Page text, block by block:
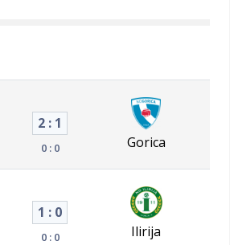
2 : 1
0 : 0 Gorica
1 : 0
0 : 0 Ilirija